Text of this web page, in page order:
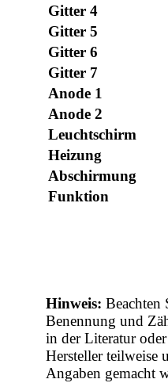
Gitter 4
Gitter 5
Gitter 6
Gitter 7
Anode 1
Anode 2
Leuchtschirm
Heizung
Abschirmung
Funktion
Hinweis: Beachten
Benennung und
in der Literatur
Hersteller teilweise
Angaben gemacht